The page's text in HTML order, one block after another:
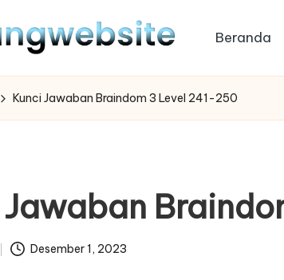
Beranda
Kunci Jawaban Braindom 3 Level 241-250
Jawaban
Desember 1, 2023